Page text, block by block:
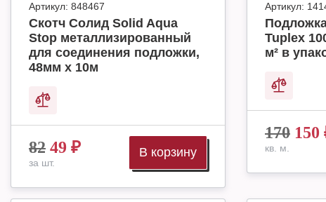
Артикул: 848467
Скотч Солид Solid Aqua
Stop металлизированный
для соединения подложки,
48мм х 10м
82 49 ₽
за шт.
В корзину
Артикул:
Tuplex
м² в
170 150
кв. м.